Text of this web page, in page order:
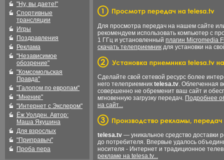
"Ну, вы даете!"
Спортивные
трансляции
Игры
Поздравления
Реклама
"Независимое
обозрение"
"Комсомольская
Правда"
"Галопом по европам"
"Мнение"
"Интернет с Экслером"
Ёж Уолден. Автор:
Маша Якушина
Для взрослых
"Приправыч"
Проба пера
Для просмотра передач на нашем сайте
рекомендуем использовать компьютер с
1 ГГц и установленный плагин Micromedia
скачать телеприемник для установки на
Сделайте свой сетевой ресурс более
него телеприемник telesa.tv. Облегченная
совершенно не обременит ваш сайт и
мгновенную загрузку передач. Подробнее
на сайт...
telesa.tv — уникальное средство доставки
до потребителя. Впервые удалось
носителя - Интернет и традиционное
рекламе на telesa.tv...